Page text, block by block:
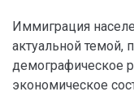
Иммиграция
актуальной темой,
демографическое
экономическое